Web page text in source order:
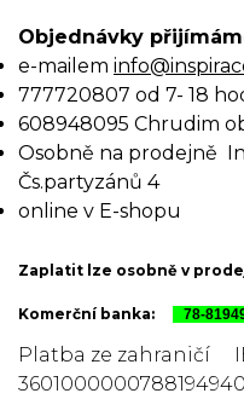
Objednávky
e-mailem
777720807 od 7- 18
608948095 Chrudim
Osobně na prodejně
Čs.partyzánů 4
online v E-shopu
Zaplatit lze osobně v
Komerční banka: 78-
Platba ze zahraničí